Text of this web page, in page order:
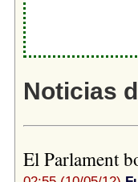
Noticias
El Parlament